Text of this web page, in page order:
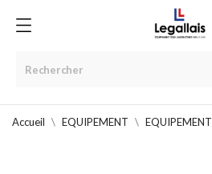
Accueil EQUIPEMENT EQUIPEMENT